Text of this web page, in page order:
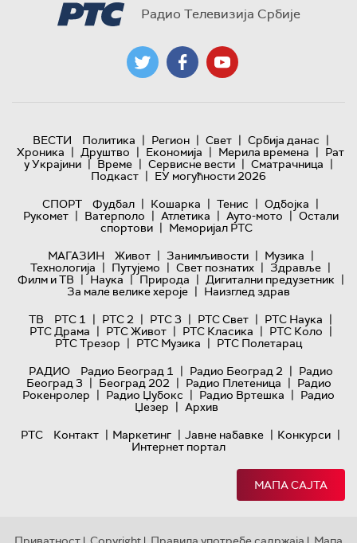
Радио Телевизија Србије
ВЕСТИ Политика | Регион | Свет | Србија данас |
Хроника | Друштво | Економија | Мерила времена | Рат
у Украјини | Време | Сервисне вести | Сматрачница |
Подкаст | ЕУ могућности 2026
СПОРТ
Фудбал | Кошарка | Тенис | Одбојка |
Рукомет | Ватерполо | Атлетика | Ауто-мото | Остали
спортови | Меморијал РТС
МАГАЗИН
Живот | Занимљивости | Музика |
Технологијa | Путујемо | Свет познатих | Здравље |
Филм и ТВ | Наука | Природа | Дигитални предузетник |
За мале велике хероје | Наизглед здрав
ТВ
РТС 1 | РТС 2 | РТС 3 | РТС Свет | РТС Наука |
РТС Драма | РТС Живот | РТС Класика | РТС Коло |
РТС Трезор | РТС Музика | РТС Полетарац
РАДИО
Радио Београд 1 | Радио Београд 2 | Радио
Београд 3 | Београд 202 | Радио Плетеница | Радио
Рокенролер | Радио Џубокс | Радио Вртешка | Радио
Џезер | Архив
РТС
Контакт | Маркетинг | Јавне набавке | Конкурси |
Интернет портал
МАПА САЈТА